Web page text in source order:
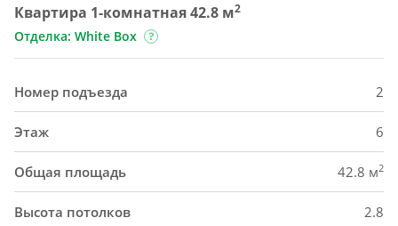
Квартира 1-комнатная 42.8 м2
Отделка: White Box
Номер подъезда 2
Этаж 6
Общая площадь 42.8 м2
Высота потолков 2.8